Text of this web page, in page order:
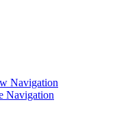
Navigation
Navigation